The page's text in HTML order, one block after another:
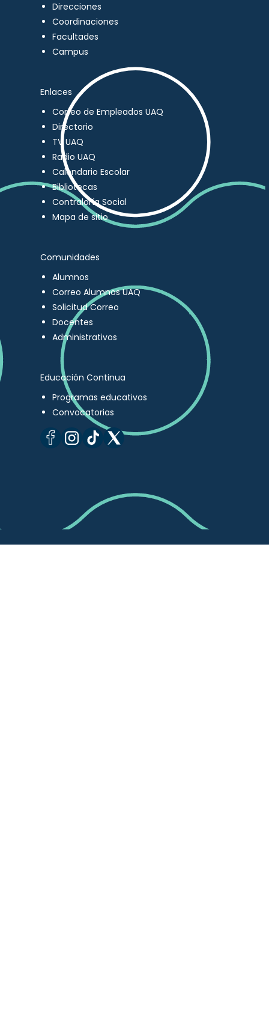
Direcciones
Coordinaciones
Facultades
Campus
Enlaces
Correo de Empleados UAQ
Directorio
TV UAQ
Radio UAQ
Calendario Escolar
Bibliotecas
Contraloría Social
Mapa de sitio
Comunidades
Alumnos
Correo Alumnos UAQ
Solicitud Correo
Docentes
Administrativos
Educación Continua
Programas educativos
Convocatorias